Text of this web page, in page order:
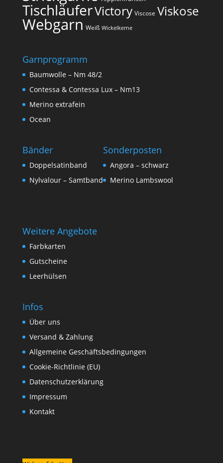
TischläuferVictory Viscose Viskose
Webgarn Weiß Wickelkerne
Garnprogramm
Baumwolle – Nm 48/2
Contessa & Contessa Lux – Nm13
Merino extrafein
Ocean
Bänder
Doppelsatinband
Nylvalour – Samtband
Sonderposten
Angora – schwarz
Merino Lambswool
Weitere Angebote
Farbkarten
Gutscheine
Leerhülsen
Infos
Über uns
Versand & Zahlung
Allgemeine Geschäftsbedingungen
Cookie-Richtlinie (EU)
Datenschutzerklärung
Impressum
Kontakt